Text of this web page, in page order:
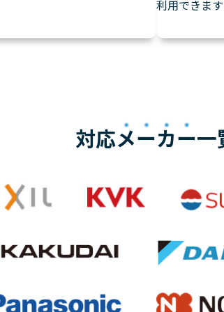
利用できます
対応メーカー一